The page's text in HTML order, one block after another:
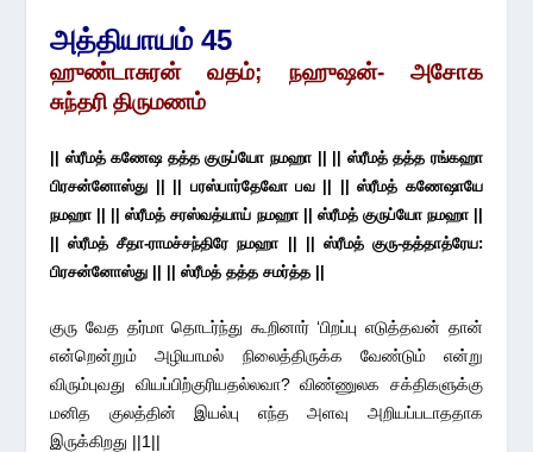
அத்தியாயம் 45
ஹுண்டாசுரன் வதம்; நஹுஷன்- அசோக
சுந்தரி திருமணம்
|| ஸ்ரீமத் கணேஷ தத்த குருப்யோ நமஹா || || ஸ்ரீமத் தத்த ரங்கஹா
பிரசன்னோஸ்து || || பரஸ்பார்தேவோ பவ || || ஸ்ரீமத் கணேஷாயே
நமஹா || || ஸ்ரீமத் சரஸ்வத்யாய் நமஹா || ஸ்ரீமத் குருப்யோ நமஹா ||
|| ஸ்ரீமத் சீதா-ராமச்சந்திரே நமஹா || || ஸ்ரீமத் குரு-தத்தாத்ரேய:
பிரசன்னோஸ்து || || ஸ்ரீமத் தத்த சமர்த்த ||
குரு வேத தர்மா தொடர்ந்து கூறினார் ‘பிறப்பு எடுத்தவன் தான்
என்றென்றும் அழியாமல் நிலைத்திருக்க வேண்டும் என்று
விரும்புவது வியப்பிற்குரியதல்லவா? விண்ணுலக சக்திகளுக்கு
மனித குலத்தின் இயல்பு எந்த அளவு அறியப்படாததாக
இருக்கிறது ||1||